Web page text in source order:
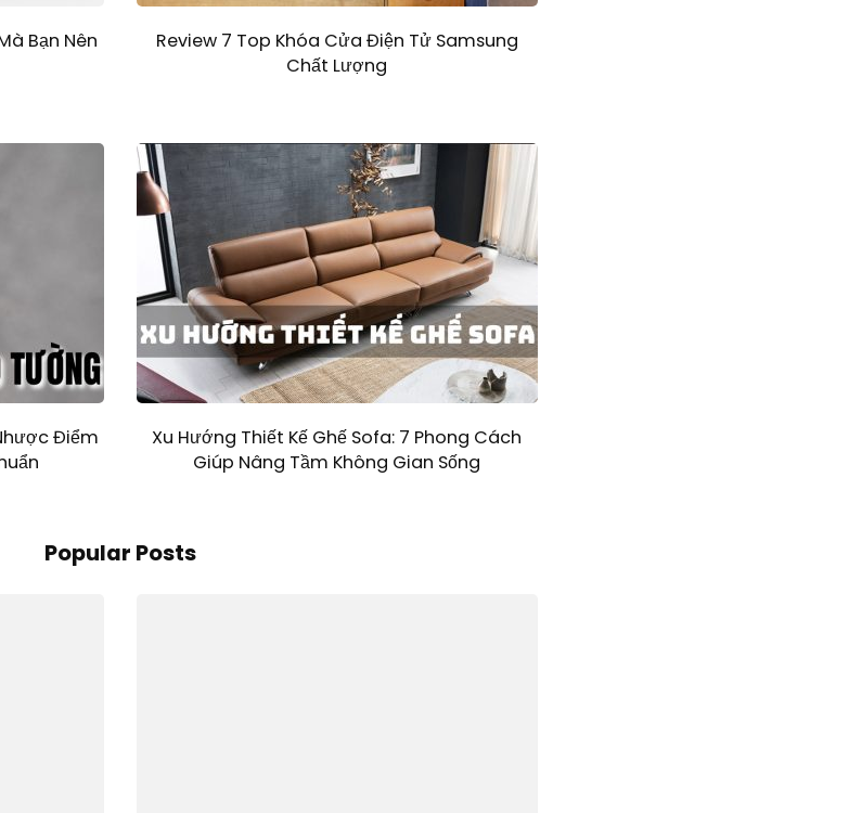
Bạn Nên
Review 7 Top Khóa Cửa Điện Tử Samsung
Chất Lượng
Điểm
Xu Hướng Thiết Kế Ghế Sofa: 7 Phong Cách
Giúp Nâng Tầm Không Gian Sống
Popular Posts